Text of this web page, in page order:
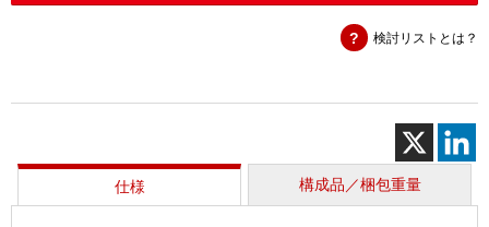
検討リストとは？
仕様 構成品／梱包重量